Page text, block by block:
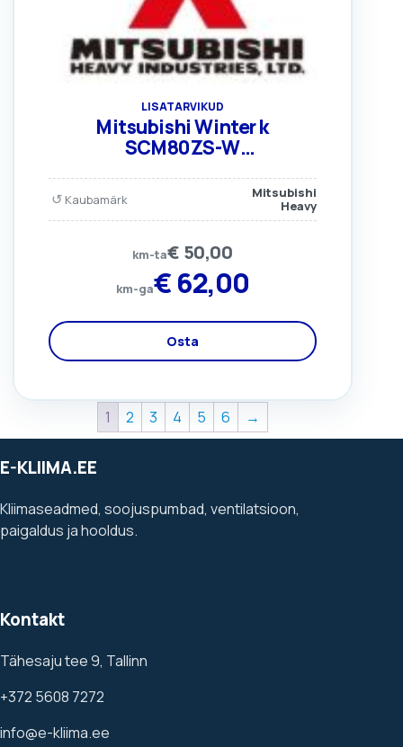
LISATARVIKUD
Mitsubishi Winter k
SCM80ZS-W
↺ Kaubamärk
Mitsubishi
Heavy
km-ta€ 50,00
km-ga€62,00
Osta
1 2 3 4 5 6 →
E-KLIIMA.EE
Kliimaseadmed, soojuspumbad, ventilatsioon,
paigaldus ja hooldus.
Kontakt
Tähesaju tee 9, Tallinn
+372 5608 7272
info@e-kliima.ee